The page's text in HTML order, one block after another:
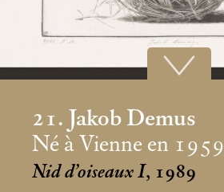
21. Jakob Demus
Né à Vienne en 1959
Nid d’oiseaux I, 1989